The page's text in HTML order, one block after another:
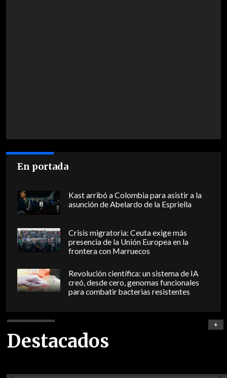
En portada
Kast arribó a Colombia para asistir a la
asunción de Abelardo de la Espriella
Crisis migratoria: Ceuta exige más
presencia de la Unión Europea en la
frontera con Marruecos
Revolución científica: un sistema de IA
creó, desde cero, genomas funcionales
para combatir bacterias resistentes
Destacados
+